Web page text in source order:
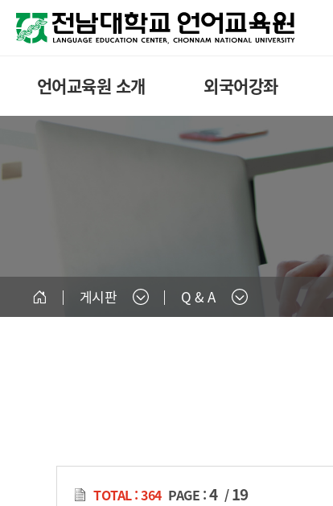
언어교육원 소개 외국어강좌
게시판 Q & A
TOTAL : 364 PAGE :4 /19